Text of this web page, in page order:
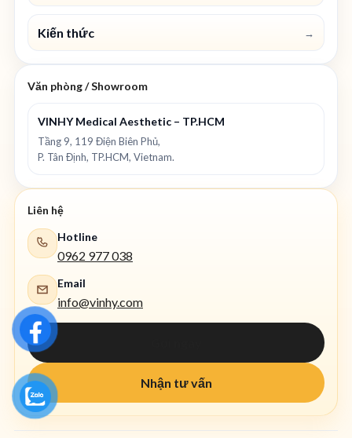
Kiến thức →
Văn phòng / Showroom
VINHY Medical Aesthetic – TP.HCM
Tầng 9, 119 Điện Biên Phủ,
P. Tân Định, TP.HCM, Vietnam.
Liên hệ
Hotline
0962 977 038
Email
info@vinhy.com
Nhận tư vấn